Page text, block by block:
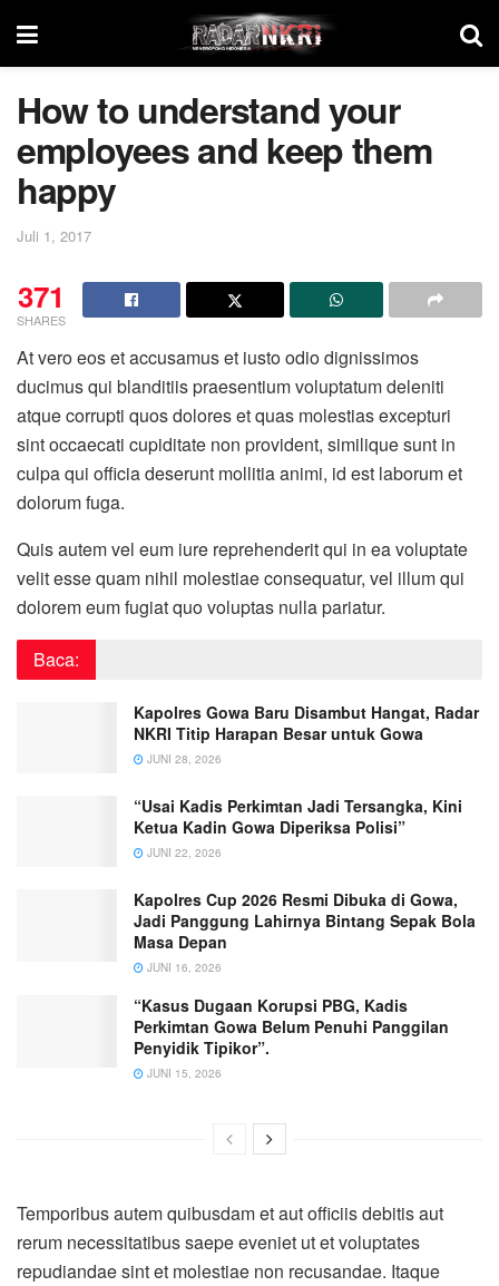
How to understand your
employees and keep them
happy
Juli 1, 2017
371
SHARES
At vero eos et accusamus et iusto odio dignissimos
ducimus qui blanditiis praesentium voluptatum deleniti
atque corrupti quos dolores et quas molestias excepturi
sint occaecati cupiditate non provident, similique sunt in
culpa qui officia deserunt mollitia animi, id est laborum et
dolorum fuga.
Quis autem vel eum iure reprehenderit qui in ea voluptate
velit esse quam nihil molestiae consequatur, vel illum qui
dolorem eum fugiat quo voluptas nulla pariatur.
Baca:
Kapolres Gowa Baru Disambut Hangat, Radar
NKRI Titip Harapan Besar untuk Gowa
JUNI 28, 2026
“Usai Kadis Perkimtan Jadi Tersangka, Kini
Ketua Kadin Gowa Diperiksa Polisi”
JUNI 22, 2026
Kapolres Cup 2026 Resmi Dibuka di Gowa,
Jadi Panggung Lahirnya Bintang Sepak Bola
Masa Depan
JUNI 16, 2026
“Kasus Dugaan Korupsi PBG, Kadis
Perkimtan Gowa Belum Penuhi Panggilan
Penyidik Tipikor”.
JUNI 15, 2026
Temporibus autem quibusdam et aut officiis debitis aut
rerum necessitatibus saepe eveniet ut et voluptates
repudiandae sint et molestiae non recusandae. Itaque